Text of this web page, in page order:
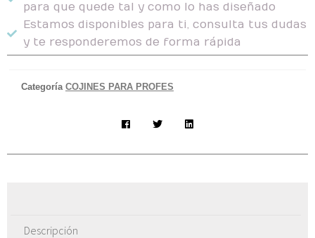
para que quede tal y como lo has diseñado
Estamos disponibles para ti, consulta tus dudas
y te responderemos de forma rápida
Categoría COJINES PARA PROFES
Descripción